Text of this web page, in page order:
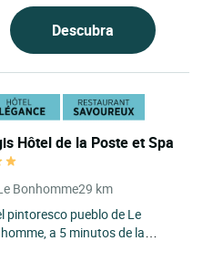
Descubra
Hôtel de la Poste et Spa
Bonhomme29 km
pintoresco pueblo de Le
a 5 minutos de la